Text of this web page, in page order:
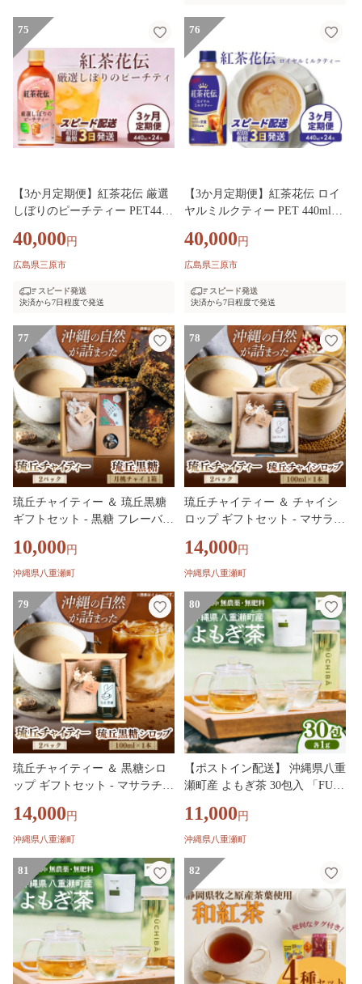
75
【3か月定期便】紅茶花伝 厳選
しぼりのピーチティー PET440
短3日で発送 ペットボトル フル
ーツティー 飲料 箱買い まとめ
40,000 円
広島県三原市
スピード発送
決済から7日程度で発送
76
【3か月定期便】紅茶花伝 ロイ
ヤルミルクティー PET 440ml×2
で発送 紅茶 ミルクティー カフ
ェ 飲料 ペットボトル 箱買い ま
40,000 円
広島県三原市
スピード発送
決済から7日程度で発送
77
琉丘チャイティー ＆ 琉丘黒糖
ギフトセット - 黒糖 フレーバー
本格 スパイス マサラチャイ 人
気 おすすめ 無添加 自然の恵み
10,000 円
沖縄県八重瀬町
78
琉丘チャイティー ＆ チャイシ
ロップ ギフトセット - マサラチ
お手軽 簡単 人気 おすすめ 贈り
物 プレゼント 贈答用 無添加 黒
縄県 八重瀬町
14,000 円
沖縄県八重瀬町
79
琉丘チャイティー ＆ 黒糖シロ
ップ ギフトセット - マサラチャ
ャイ シロップ お手軽 簡単 人気
おすすめ 贈り物 プレゼント 贈
しい 味わい 沖縄県 八重瀬町
14,000 円
沖縄県八重瀬町
80
【ポストイン配送】 沖縄県八重
瀬町産 よもぎ茶 30包入 「FUC
フェイン 手摘み 栽培期間中無
農薬 無肥料 / 布都天堂
11,000 円
沖縄県八重瀬町
81 82